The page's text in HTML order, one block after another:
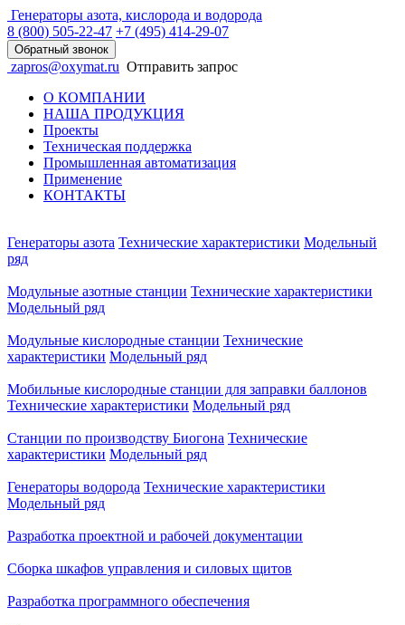
Генераторы азота, кислорода и водорода
8 (800) 505-22-47 +7 (495) 414-29-07
Обратный звонок
zapros@oxymat.ru Отправить запрос
О КОМПАНИИ
НАША ПРОДУКЦИЯ
Проекты
Техническая поддержка
Промышленная автоматизация
Применение
КОНТАКТЫ
Генераторы азота Технические характеристики Модельный
ряд
Модульные азотные станции Технические характеристики
Модельный ряд
Модульные кислородные станции Технические
характеристики Модельный ряд
Мобильные кислородные станции для заправки баллонов
Технические характеристики Модельный ряд
Станции по производству Биогона Технические
характеристики Модельный ряд
Генераторы водорода Технические характеристики
Модельный ряд
Разработка проектной и рабочей документации
Сборка шкафов управления и силовых щитов
Разработка программного обеспечения